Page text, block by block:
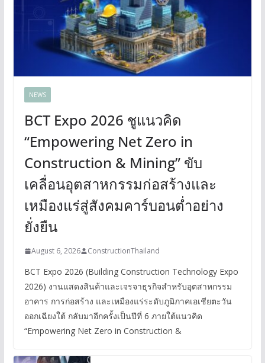
NEWS
BCT Expo 2026 ชูแนวคิด
“Empowering Net Zero in
Construction & Mining” ขับ
เคลื่อนอุตสาหกรรมก่อสร้างและ
เหมืองแร่สู่สังคมคาร์บอนต่ำอย่าง
ยั่งยืน
August 6, 2026 ConstructionThailand
BCT Expo 2026 (Building Construction Technology Expo
2026) งานแสดงสินค้าและเจรจาธุรกิจสำหรับอุตสาหกรรม
อาคาร การก่อสร้าง และเหมืองแร่ระดับภูมิภาคเอเชียตะวัน
ออกเฉียงใต้ กลับมาอีกครั้งเป็นปีที่ 6 ภายใต้แนวคิด
“Empowering Net Zero in Construction &